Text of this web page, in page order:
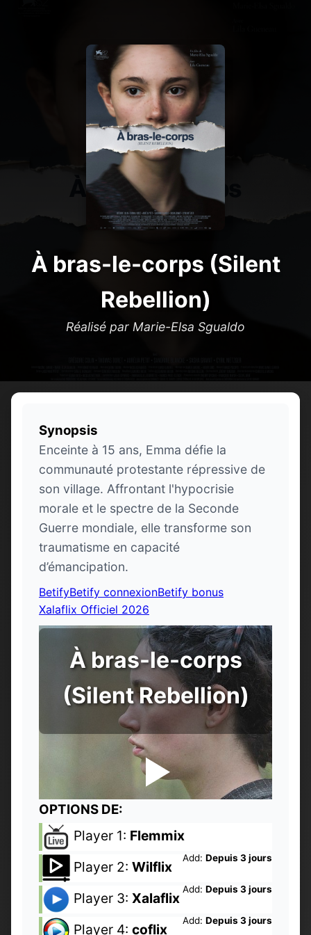
À bras-le-corps (Silent
Rebellion)
Réalisé par Marie-Elsa Sgualdo
Synopsis
Enceinte à 15 ans, Emma défie la
communauté protestante répressive de
son village. Affrontant l'hypocrisie
morale et le spectre de la Seconde
Guerre mondiale, elle transforme son
traumatisme en capacité
d’émancipation.
BetifyBetify connexionBetify bonus
Xalaflix Officiel 2026
À bras-le-corps
(Silent Rebellion)
OPTIONS DE:
Player 1: Flemmix
Add: Depuis 3 jours
Player 2: Wilflix
Add: Depuis 3 jours
Player 3: Xalaflix
Add: Depuis 3 jours
Player 4: coflix